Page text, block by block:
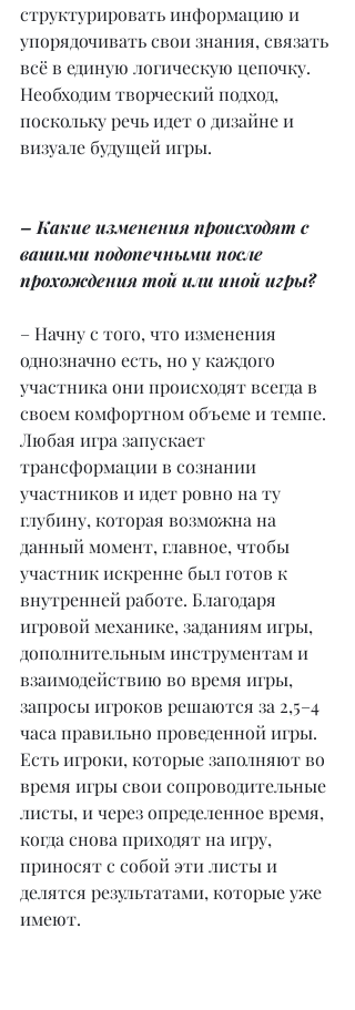
структурировать информацию и
упорядочивать свои знания, связать
всё в единую логическую цепочку.
Необходим творческий подход,
поскольку речь идет о дизайне и
визуале будущей игры.
– Какие изменения происходят с
вашими подопечными после
прохождения той или иной игры?
– Начну с того, что изменения
однозначно есть, но у каждого
участника они происходят всегда в
своем комфортном объеме и темпе.
Любая игра запускает
трансформации в сознании
участников и идет ровно на ту
глубину, которая возможна на
данный момент, главное, чтобы
участник искренне был готов к
внутренней работе. Благодаря
игровой механике, заданиям игры,
дополнительным инструментам и
взаимодействию во время игры,
запросы игроков решаются за 2,5–4
часа правильно проведенной игры.
Есть игроки, которые заполняют во
время игры свои сопроводительные
листы, и через определенное время,
когда снова приходят на игру,
приносят с собой эти листы и
делятся результатами, которые уже
имеют.